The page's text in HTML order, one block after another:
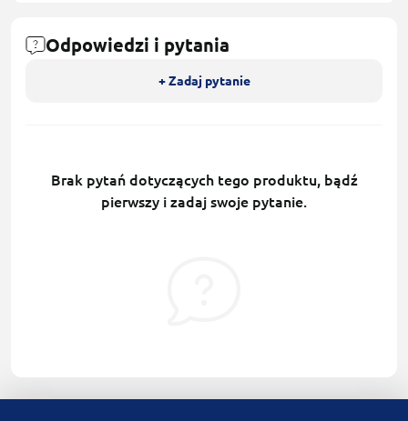
Odpowiedzi i pytania
+ Zadaj pytanie
Brak pytań dotyczących tego produktu, bądź
pierwszy i zadaj swoje pytanie.